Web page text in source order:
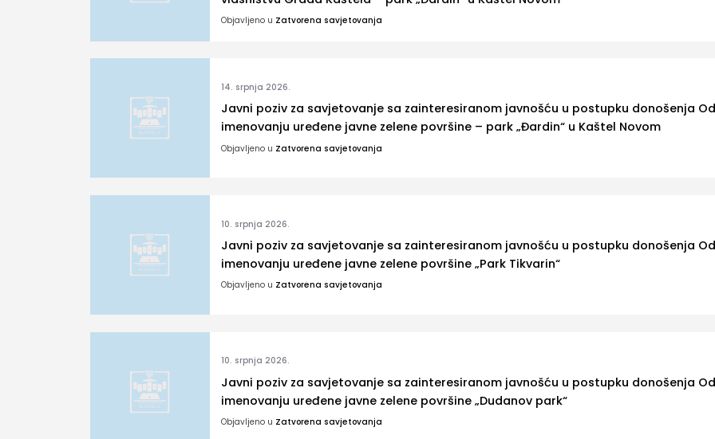
Objavljeno u Zatvorena savjetovanja
14. srpnja 2026.
Javni poziv za savjetovanje sa zainteresiranom javnošću u postupku donošenja
imenovanju uređene javne zelene površine – park „Đardin“ u Kaštel Novom
Objavljeno u Zatvorena savjetovanja
10. srpnja 2026.
Javni poziv za savjetovanje sa zainteresiranom javnošću u postupku donošenja
imenovanju uređene javne zelene površine „Park Tikvarin“
Objavljeno u Zatvorena savjetovanja
10. srpnja 2026.
Javni poziv za savjetovanje sa zainteresiranom javnošću u postupku donošenja
imenovanju uređene javne zelene površine „Dudanov park“
Objavljeno u Zatvorena savjetovanja